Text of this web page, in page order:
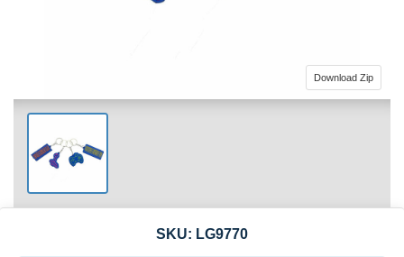
Download Zip
SKU: LG9770